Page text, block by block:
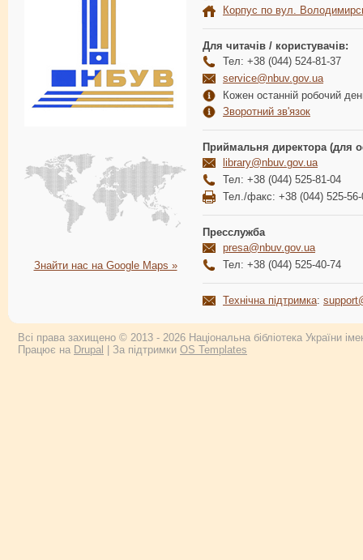
Знайти нас на Google Maps »
Корпус по вул.
Для читачів / користувачів:
Тел: +38 (044) 524-81-37
service@nbuv.gov.ua
Кожен останній робочий
Зворотний зв'язок
Приймальня директора (для
library@nbuv.gov.ua
Тел: +38 (044) 525-81-04
Тел./факс: +38 (044) 525-56-
Пресслужба
presa@nbuv.gov.ua
Тел: +38 (044) 525-40-74
Технічна підтримка:
Всі права захищено © 2013 - 2026 Національна бібліотека України
Працює на Drupal | За підтримки OS Templates